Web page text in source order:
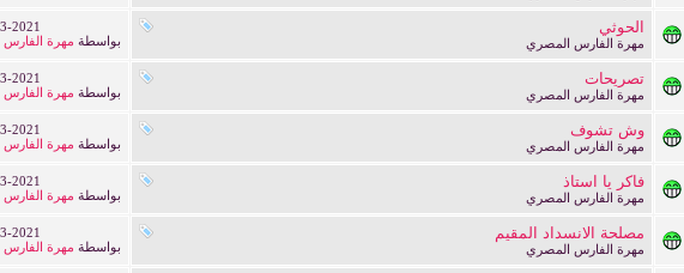
الحوثي
مهرة الفارس المصري
2021
بواسطة مهرة
تصريحات
مهرة الفارس المصري
2021
بواسطة مهرة
وش تشوف
مهرة الفارس المصري
2021
بواسطة مهرة
فاكر يا استاذ
مهرة الفارس المصري
2021
بواسطة مهرة
مصلحة الانسداد المقيم
مهرة الفارس المصري
2021
بواسطة مهرة